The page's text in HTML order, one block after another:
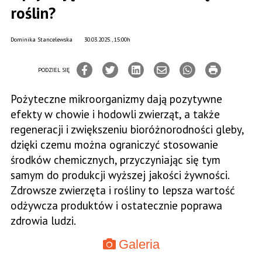
roślin?
30.03.2025., 15:00h
Dominika Stancelewska
PODZIEL SIĘ
Pożyteczne mikroorganizmy dają pozytywne
efekty w chowie i hodowli zwierząt, a także
regeneracji i zwiększeniu bioróżnorodności gleby,
dzięki czemu można ograniczyć stosowanie
środków chemicznych, przyczyniając się tym
samym do produkcji wyższej jakości żywności.
Zdrowsze zwierzęta i rośliny to lepsza wartość
odżywcza produktów i ostatecznie poprawa
zdrowia ludzi.
Galeria